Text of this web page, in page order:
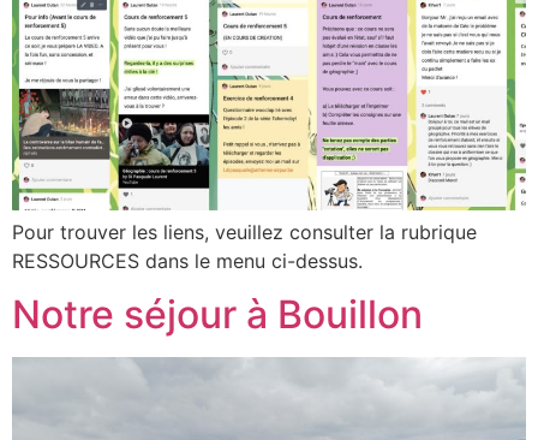
Pour trouver les liens, veuillez consulter la rubrique
RESSOURCES dans le menu ci-dessus.
Notre séjour à Bouillon